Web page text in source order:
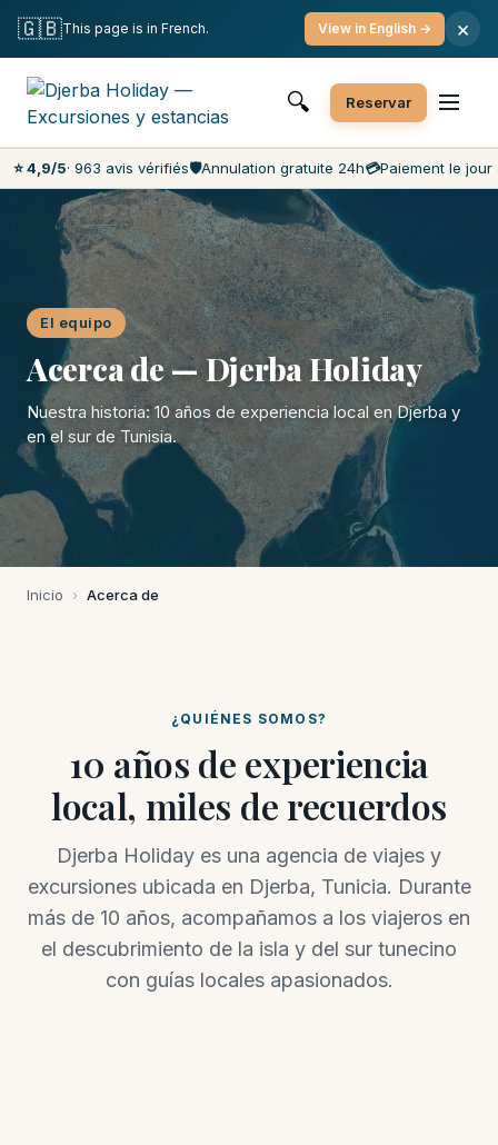
Cancelación gratuita
Precios más bajos del mercado
Servicio al cliente 7 días/7
🔍 Reservar
⭐ 4,9/5· 963 avis vérifiés🛡️Annulation gratuite 24h💳Paiement le jour
El equipo
Acerca de — Djerba Holiday
Nuestra historia: 10 años de experiencia local en Djerba y
en el sur de Tunisia.
Inicio › Acerca de
¿QUIÉNES SOMOS?
10 años de experiencia
local, miles de recuerdos
Djerba Holiday es una agencia de viajes y
excursiones ubicada en Djerba, Tunicia. Durante
más de 10 años, acompañamos a los viajeros en
el descubrimiento de la isla y del sur tunecino
con guías locales apasionados.
🇬🇧This page is in French. View in English → ×